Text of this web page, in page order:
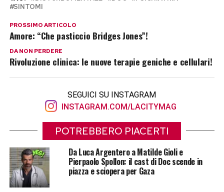
SINTOMI
PROSSIMO ARTICOLO
Amore: “Che pasticcio Bridges Jones”!
DA NON PERDERE
Rivoluzione clinica: le nuove terapie geniche e cellulari!
SEGUICI SU INSTAGRAM
INSTAGRAM.COM/LACITYMAG
POTREBBERO PIACERTI
Da Luca Argentero a Matilde Gioli e
Pierpaolo Spollon: il cast di Doc scende in
piazza e sciopera per Gaza